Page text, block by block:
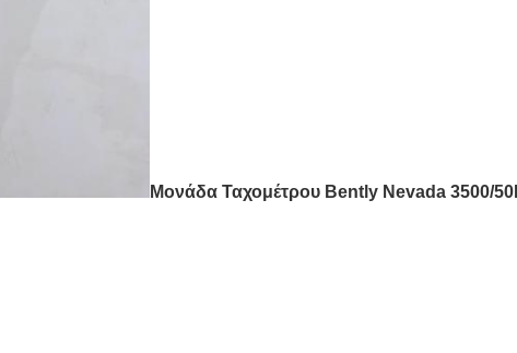
Μονάδα Ταχομέτρου Bently Nevada 3500/